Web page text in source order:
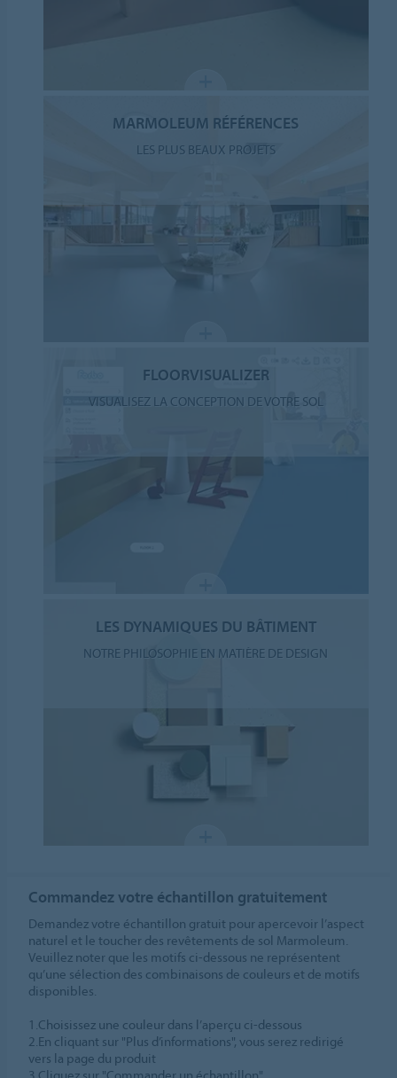
MARMOLEUM RÉFÉRENCES
LES PLUS BEAUX PROJETS
FLOORVISUALIZER
VISUALISEZ LA CONCEPTION DE VOTRE SOL
LES DYNAMIQUES DU BÂTIMENT
NOTRE PHILOSOPHIE EN MATIÈRE DE DESIGN
Commandez votre échantillon gratuitement
Demandez votre échantillon gratuit pour apercevoir l’aspect
naturel et le toucher des revêtements de sol Marmoleum.
Veuillez noter que les motifs ci-dessous ne représentent
qu’une sélection des combinaisons de couleurs et de motifs
disponibles.
1.Choisissez une couleur dans l’aperçu ci-dessous
2.En cliquant sur "Plus d’informations", vous serez redirigé
vers la page du produit